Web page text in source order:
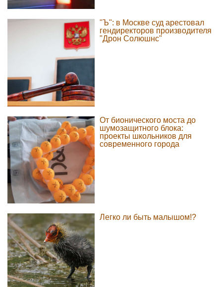
"Ъ": в Москве суд арестовал
гендиректоров производителя
"Дрон Солюшнс"
От бионического моста до
шумозащитного блока:
проекты школьников для
современного города
Легко ли быть малышом!?